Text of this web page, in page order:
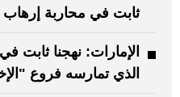
ثابت في محاربة إرهاب
الإمارات: نهجنا ثابت
الذي تمارسه فروع